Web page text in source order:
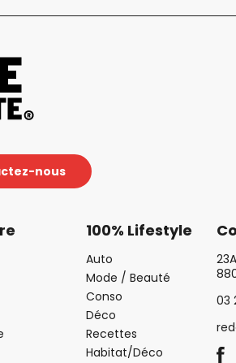
nous
100% Lifestyle
Auto
Mode / Beauté
Conso
Déco
Recettes
Habitat/Déco
03